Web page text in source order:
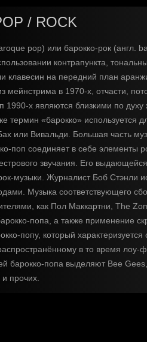
/ ROCK
pop) или барокко-рок (англ.
контрапункта,
клавесин на передний план
мейнстрима в 1970-х, отчасти,
1990-х являются близкими по
термин «барокко»
или Вивальди. Большая часть
поп соединяет в себе элементы
звучания. Его
музыки. Журналист Боб Стэнли
Музыка соответствующего
как Пол Маккартни, The
попа, а также применение
попу, который
в то время
барокко-попа выделяют Bee
прочих.